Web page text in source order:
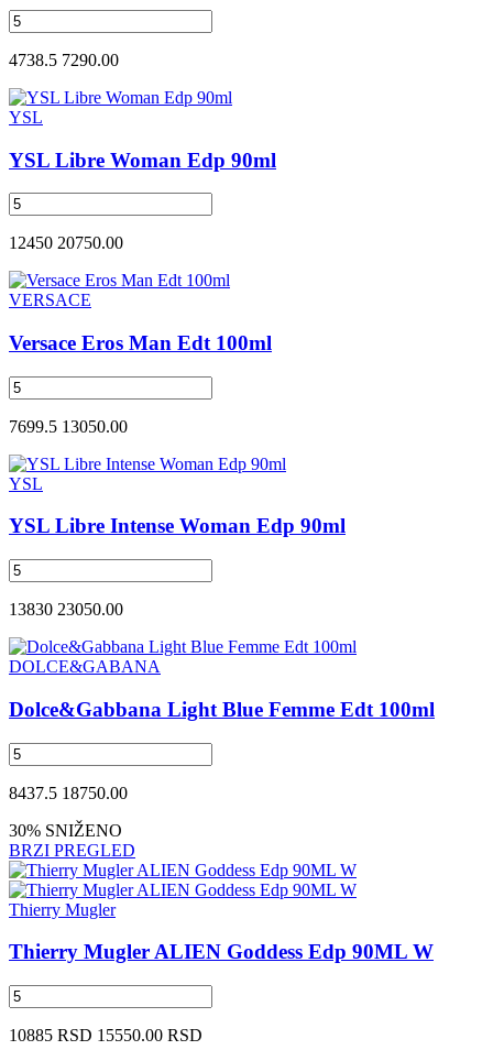
4738.5 7290.00
YSL
YSL Libre Woman Edp 90ml
12450 20750.00
VERSACE
Versace Eros Man Edt 100ml
7699.5 13050.00
YSL
YSL Libre Intense Woman Edp 90ml
13830 23050.00
DOLCE&GABANA
Dolce&Gabbana Light Blue Femme Edt 100ml
8437.5 18750.00
30% SNIŽENO
BRZI PREGLED
Thierry Mugler
Thierry Mugler ALIEN Goddess Edp 90ML W
10885 RSD 15550.00 RSD